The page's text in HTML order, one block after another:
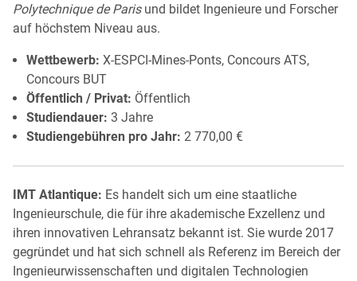
Polytechnique de Parisund bildet Ingenieure und Forscher
auf höchstem Niveau aus.
Wettbewerb: X-ESPCI-Mines-Ponts, Concours ATS,
Concours BUT
Öffentlich / Privat: Öffentlich
Studiendauer: 3 Jahre
Studiengebühren pro Jahr: 2 770,00 €
IMT Atlantique: Es handelt sich um eine staatliche
Ingenieurschule, die für ihre akademische Exzellenz und
ihren innovativen Lehransatz bekannt ist. Sie wurde 2017
gegründet und hat sich schnell als Referenz im Bereich der
Ingenieurwissenschaften und digitalen Technologien